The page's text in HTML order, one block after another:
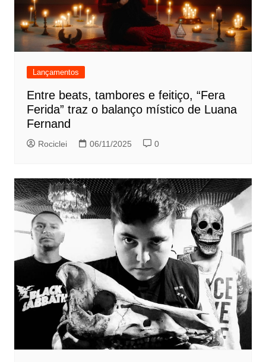
Lançamentos
Entre beats, tambores e feitiço, “Fera
Ferida” traz o balanço místico de Luana
Fernand
Rociclei 06/11/2025 0